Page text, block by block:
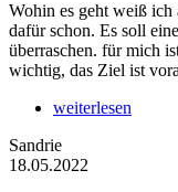
Wohin es geht weiß ich
dafür schon. Es soll
überraschen. für mich
wichtig, das Ziel ist
weiterlesen
Sandrie
18.05.2022